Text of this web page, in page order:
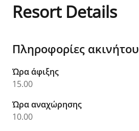
Resort Details
Πληροφορίες ακινήτου
Ώρα άφιξης
15.00
Ώρα αναχώρησης
10.00